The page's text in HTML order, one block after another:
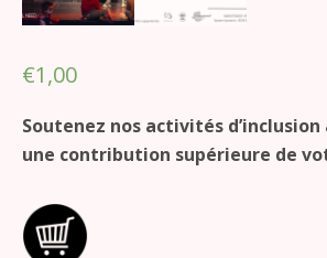
€1,00
Soutenez nos activités
une contribution supérieure de